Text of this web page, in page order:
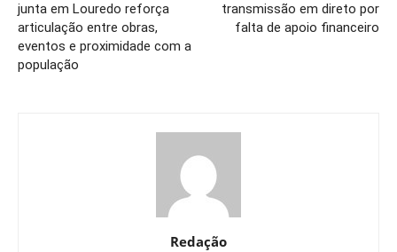
junta em Louredo reforça
articulação entre obras,
eventos e proximidade com a
população
transmissão em direto por
falta de apoio financeiro
Redação